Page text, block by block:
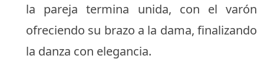
la pareja termina unida, con el varón
ofreciendo su brazo a la dama, finalizando
la danza con elegancia.